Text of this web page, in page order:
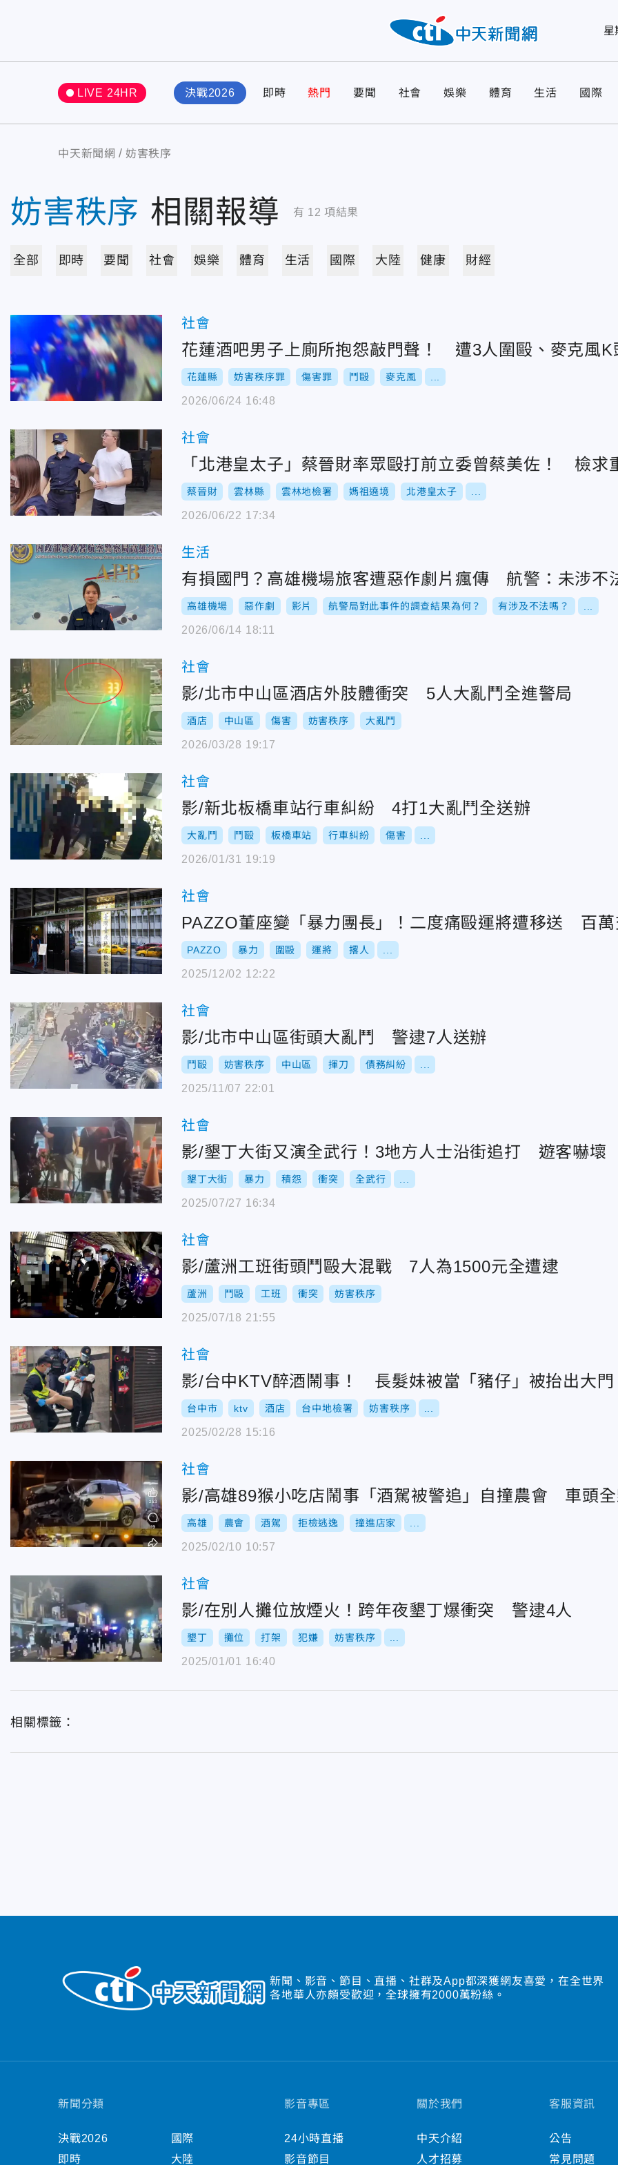
星
LIVE 24HR 決戰2026 即時 熱門 要聞 社會 娛樂 體育 生活 國際
中天新聞網 妨害秩序
妨害秩序 相關報導 有 12 項結果
全部 即時 要聞 社會 娛樂 體育 生活 國際 大陸 健康 財經
社會
花蓮酒吧男子上廁所抱怨敲門聲！ 遭3人圍毆、麥克風K
花蓮縣 妨害秩序罪 傷害罪 鬥毆 麥克風
2026/06/24 16:48
社會
「北港皇太子」蔡晉財率眾毆打前立委曾蔡美佐！ 檢求
蔡晉財 雲林縣 雲林地檢署 媽祖遶境 北港皇太子
2026/06/22 17:34
生活
有損國門？高雄機場旅客遭惡作劇片瘋傳 航警：未涉不
高雄機場 惡作劇 影片 航警局對此事件的調查結果為何？ 有涉及不法嗎？
2026/06/14 18:11
社會
影/北市中山區酒店外肢體衝突 5人大亂鬥全進警局
酒店 中山區 傷害 妨害秩序 大亂鬥
2026/03/28 19:17
社會
影/新北板橋車站行車糾紛 4打1大亂鬥全送辦
大亂鬥 鬥毆 板橋車站 行車糾紛 傷害
2026/01/31 19:19
社會
PAZZO董座變「暴力團長」！二度痛毆運將遭移送 百
PAZZO 暴力 圍毆 運將 撂人
2025/12/02 12:22
社會
影/北市中山區街頭大亂鬥 警逮7人送辦
鬥毆 妨害秩序 中山區 揮刀 債務糾紛
2025/11/07 22:01
社會
影/墾丁大街又演全武行！3地方人士沿街追打 遊客嚇壞
墾丁大街 暴力 積怨 衝突 全武行
2025/07/27 16:34
社會
影/蘆洲工班街頭鬥毆大混戰 7人為1500元全遭逮
蘆洲 鬥毆 工班 衝突 妨害秩序
2025/07/18 21:55
社會
影/台中KTV醉酒鬧事！ 長髮妹被當「豬仔」被抬出大門
台中市 ktv 酒店 台中地檢署 妨害秩序
2025/02/28 15:16
社會
影/高雄89猴小吃店鬧事「酒駕被警追」自撞農會 車頭
高雄 農會 酒駕 拒檢逃逸 撞進店家
2025/02/10 10:57
社會
影/在別人攤位放煙火！跨年夜墾丁爆衝突 警逮4人
墾丁 攤位 打架 犯嫌 妨害秩序
2025/01/01 16:40
相關標籤：
新聞、影音、節目、直播、社群及App都深獲網友喜愛，在全世界
各地華人亦頗受歡迎，全球擁有2000萬粉絲。
新聞分類
決戰2026
即時
國際
大陸
影音專區
24小時直播
影音節目
關於我們
中天介紹
人才招募
客服資訊
公告
常見問題